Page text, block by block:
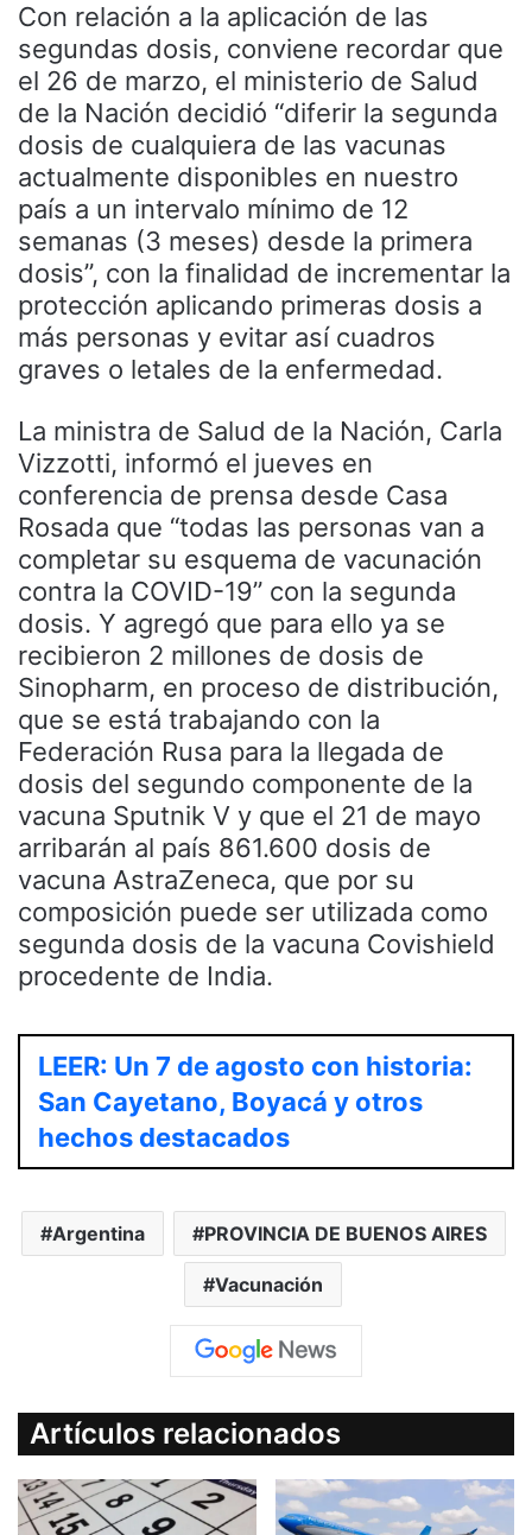
Con relación a la aplicación de las
segundas dosis, conviene recordar que
el 26 de marzo, el ministerio de Salud
de la Nación decidió “diferir la segunda
dosis de cualquiera de las vacunas
actualmente disponibles en nuestro
país a un intervalo mínimo de 12
semanas (3 meses) desde la primera
dosis”, con la finalidad de incrementar la
protección aplicando primeras dosis a
más personas y evitar así cuadros
graves o letales de la enfermedad.
La ministra de Salud de la Nación, Carla
Vizzotti, informó el jueves en
conferencia de prensa desde Casa
Rosada que “todas las personas van a
completar su esquema de vacunación
contra la COVID-19” con la segunda
dosis. Y agregó que para ello ya se
recibieron 2 millones de dosis de
Sinopharm, en proceso de distribución,
que se está trabajando con la
Federación Rusa para la llegada de
dosis del segundo componente de la
vacuna Sputnik V y que el 21 de mayo
arribarán al país 861.600 dosis de
vacuna AstraZeneca, que por su
composición puede ser utilizada como
segunda dosis de la vacuna Covishield
procedente de India.
LEER: Un 7 de agosto con historia:
San Cayetano, Boyacá y otros
hechos destacados
Argentina PROVINCIA DE BUENOS AIRES
Vacunación
Artículos relacionados